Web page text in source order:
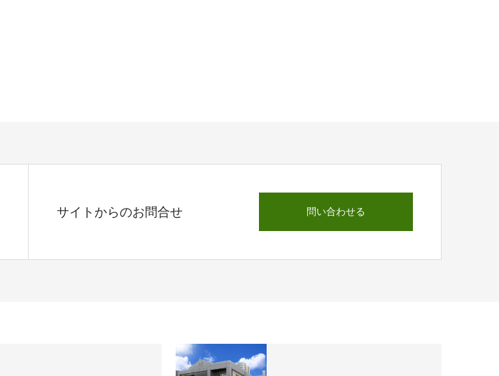
サイトからのお問合せ 問い合わせる